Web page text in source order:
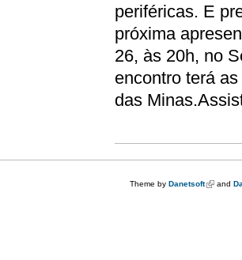
periféricas. E
próxima
26, às 20h, no
encontro terá
das
Theme by Danetsoft(link is
and